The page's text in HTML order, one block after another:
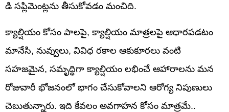
డి సప్లిమెంట్లను తీసుకోవడం మంచిది.
క్యాల్షియం కోసం పాలపై, క్యాల్షియం మాత్రలపై ఆధారపడటం
మానేసి, నువ్వులు, వివిధ రకాల ఆకుకూరలు వంటి
సహజమైన, సమృద్ధిగా క్యాల్షియం లభించే ఆహారాలను మన
రోజువారీ భోజనంలో భాగం చేసుకోవాలని ఆరోగ్య నిపుణులు
చెబుతున్నారు. ఇది కేవలం అవగాహన కోసం మాత్రమే..